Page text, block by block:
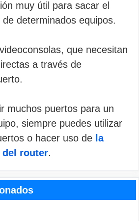
muy útil para sacar el
determinados equipos.
que necesitan
a través de
muchos puertos para un
siempre puedes utilizar
o hacer uso de la
del router.